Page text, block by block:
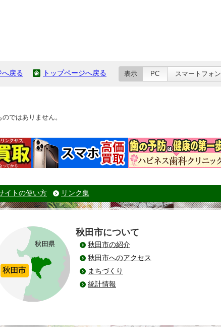
へ戻る トップページへ戻る 表示 PC スマートフォン
ではありません。
イトの使い方 リンク集
秋田市について
秋田市の紹介
秋田市へのアクセス
まちづくり
統計情報